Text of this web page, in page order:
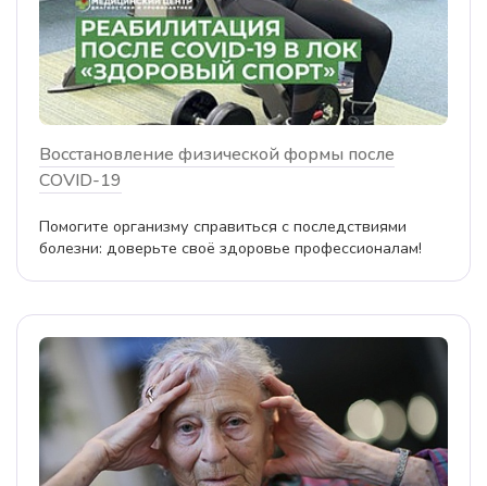
Восстановление физической формы после
COVID-19
Помогите организму справиться с последствиями
болезни: доверьте своё здоровье профессионалам!